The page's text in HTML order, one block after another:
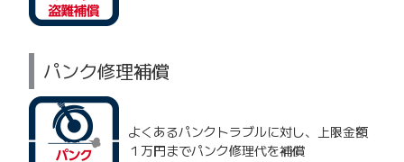
パンク修理補償
よくあるパンクトラブルに対し、上限金額
１万円までパンク修理代を補償